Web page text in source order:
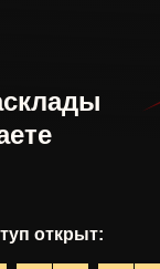
открыт: